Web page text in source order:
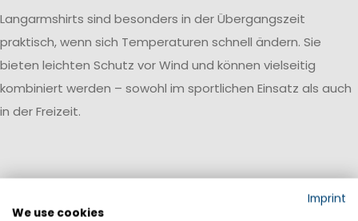
Langarmshirts sind besonders in der Übergangszeit
praktisch, wenn sich Temperaturen schnell ändern. Sie
bieten leichten Schutz vor Wind und können vielseitig
kombiniert werden – sowohl im sportlichen Einsatz als auch
in der Freizeit.
Imprint
We use cookies